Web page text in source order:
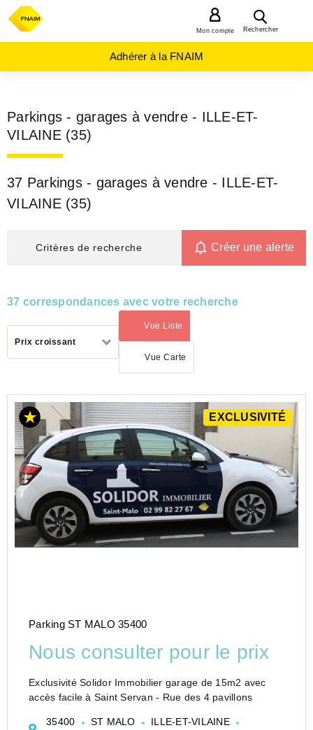
Rechercher
Mon compte
Adhérer à la FNAIM
Parkings - garages à vendre - ILLE-ET-
VILAINE (35)
37 Parkings - garages à vendre - ILLE-ET-
VILAINE (35)
Critères de recherche Créer une alerte
37 correspondances avec votre recherche
Prix croissant
Vue Liste
(activé)
Vue Carte
ACHAT
PARKING
BRETAGNE
ILLE-
ET-
VILAINE
(35)
EXCLUSIVITÉ
Parking ST MALO 35400
Nous consulter pour le prix
Exclusivité Solidor Immobilier garage de 15m2 avec
accès facile à Saint Servan - Rue des 4 pavillons
35400 ST MALO
ILLE-ET-VILAINE